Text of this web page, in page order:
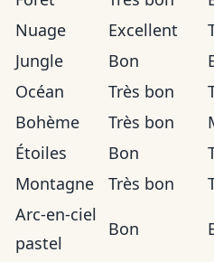
Nuage
Excellent
Jungle
Bon
Océan
Très bon
Bohème
Très bon
Étoiles
Bon
Montagne
Très bon
Arc-en-ciel
pastel
Bon